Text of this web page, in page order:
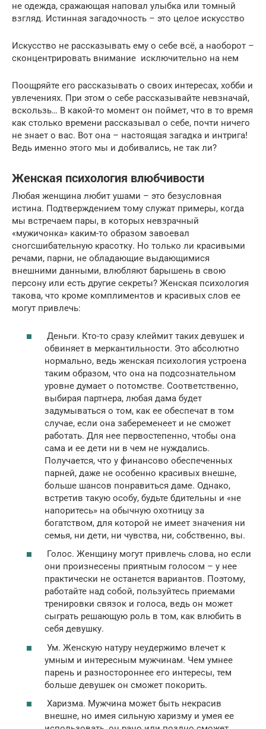
не одежда, сражающая наповал улыбка или томный
взгляд. Истинная загадочность – это целое искусство
Искусство не рассказывать ему о себе всё, а наоборот –
сконцентрировать внимание исключительно на нем
Поощряйте его рассказывать о своих интересах, хобби и
увлечениях. При этом о себе рассказывайте невзначай,
вскользь… В какой-то момент он поймет, что в то время
как столько времени рассказывал о себе, почти ничего
не знает о вас. Вот она – настоящая загадка и интрига!
Ведь именно этого мы и добивались, не так ли?
Женская психология влюбчивости
Любая женщина любит ушами – это безусловная
истина. Подтверждением тому служат примеры, когда
мы встречаем пары, в которых невзрачный
«мужичонка» каким-то образом завоевал
сногсшибательную красотку. Но только ли красивыми
речами, парни, не обладающие выдающимися
внешними данными, влюбляют барышень в свою
персону или есть другие секреты? Женская психология
такова, что кроме комплиментов и красивых слов ее
могут привлечь:
Деньги. Кто-то сразу клеймит таких девушек и
обвиняет в меркантильности. Это абсолютно
нормально, ведь женская психология устроена
таким образом, что она на подсознательном
уровне думает о потомстве. Соответственно,
выбирая партнера, любая дама будет
задумываться о том, как ее обеспечат в том
случае, если она забеременеет и не сможет
работать. Для нее первостепенно, чтобы она
сама и ее дети ни в чем не нуждались.
Получается, что у финансово обеспеченных
парней, даже не особенно красивых внешне,
больше шансов понравиться даме. Однако,
встретив такую особу, будьте бдительны и «не
напоритесь» на обычную охотницу за
богатством, для которой не имеет значения ни
семья, ни дети, ни чувства, ни, собственно, вы.
Голос. Женщину могут привлечь слова, но если
они произнесены приятным голосом – у нее
практически не останется вариантов. Поэтому,
работайте над собой, пользуйтесь приемами
тренировки связок и голоса, ведь он может
сыграть решающую роль в том, как влюбить в
себя девушку.
Ум. Женскую натуру неудержимо влечет к
умным и интересным мужчинам. Чем умнее
парень и разностороннее его интересы, тем
больше девушек он сможет покорить.
Харизма. Мужчина может быть некрасив
внешне, но имея сильную харизму и умея ее